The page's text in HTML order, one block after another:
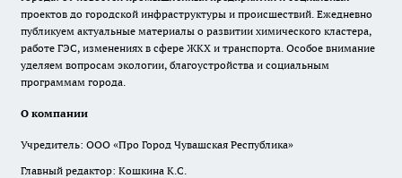
проектов до городской инфраструктуры и происшествий. Ежедневно
публикуем актуальные материалы о развитии химического кластера,
работе ГЭС, изменениях в сфере ЖКХ и транспорта. Особое внимание
уделяем вопросам экологии, благоустройства и социальным
программам города.
О компании
Учредитель: ООО «Про Город Чувашская Республика»
Главный редактор: Кошкина К.С.